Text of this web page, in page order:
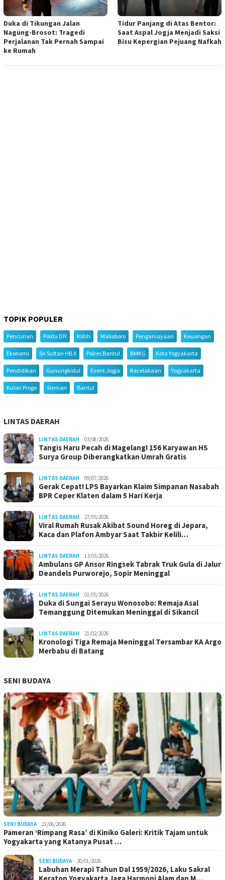
Duka di Tikungan Jalan
Nagung-Brosot: Tragedi
Perjalanan Tak Pernah Sampai
ke Rumah
Tidur Panjang di Atas Bentor:
Saat Aspal Jogja Menjadi Saksi
Bisu Kepergian Pejuang Nafkah
TOPIK POPULER
Pencurian Polda DIY Klitih Malioboro Penganiayaan Keuangan
Ekonomi Sri Sultan HB X Polres Bantul BMKG Kota Yogyakarta
Pendidikan Gunungkidul Event Jogja Kecelakaan Yogyakarta
Kulon Progo Sleman Bantul
LINTAS DAERAH
LINTAS DAERAH 03/08/2026
Tangis Haru Pecah di Magelang! 156 Karyawan HS
Surya Group Diberangkatkan Umrah Gratis
LINTAS DAERAH 09/07/2026
Gerak Cepat! LPS Bayarkan Klaim Simpanan Nasabah
BPR Ceper Klaten dalam 5 Hari Kerja
LINTAS DAERAH 27/05/2026
Viral Rumah Rusak Akibat Sound Horeg di Jepara,
Kaca dan Plafon Ambyar Saat Takbir Kelili…
LINTAS DAERAH 13/05/2026
Ambulans GP Ansor Ringsek Tabrak Truk Gula di Jalur
Deandels Purworejo, Sopir Meninggal
LINTAS DAERAH 01/05/2026
Duka di Sungai Serayu Wonosobo: Remaja Asal
Temanggung Ditemukan Meninggal di Sikancil
LINTAS DAERAH 21/02/2026
Kronologi Tiga Remaja Meninggal Tersambar KA Argo
Merbabu di Batang
SENI BUDAYA
SENI BUDAYA 21/06/2026
Pameran ‘Rimpang Rasa’ di Kiniko Galeri: Kritik Tajam untuk
Yogyakarta yang Katanya Pusat …
SENI BUDAYA 20/01/2026
Labuhan Merapi Tahun Dal 1959/2026, Laku Sakral
Keraton Yogyakarta Jaga Harmoni Alam dan M…